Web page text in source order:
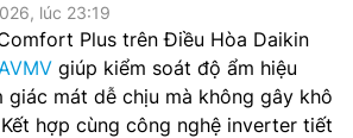
lúc 23:19
Plus trên Điều Hòa Daikin
giúp kiểm soát độ ẩm hiệu
giác mát dễ chịu mà không gây khô
hợp cùng công nghệ inverter tiết